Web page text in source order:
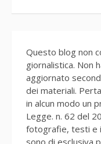
Questo blog non
giornalistica. Non
aggiornato
dei materiali.
in alcun modo un
Legge. n. 62 del
fotografie, testi e